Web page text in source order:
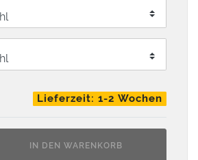
Lieferzeit: 1-2 Wochen
IN DEN WARENKORB